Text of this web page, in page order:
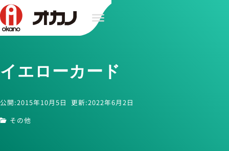
イエローカード
公開:2015年10月5日 更新:2022年6月2日
その他